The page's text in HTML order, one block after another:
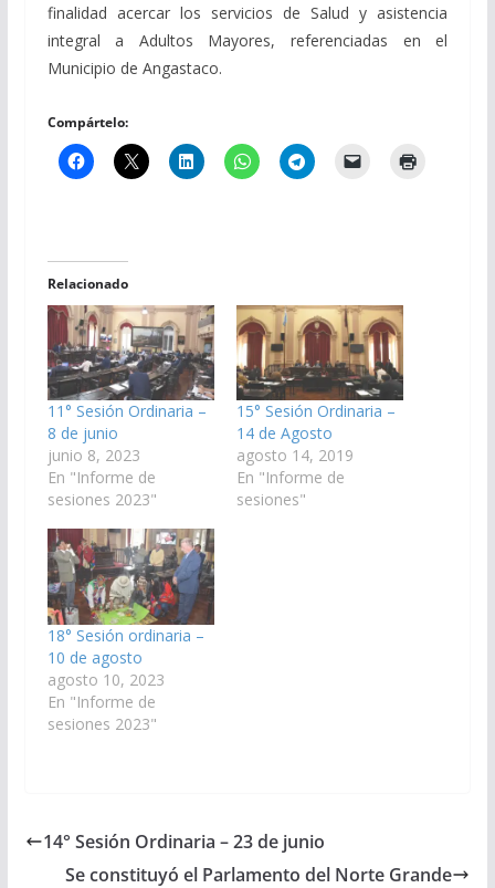
finalidad acercar los servicios de Salud y asistencia
integral a Adultos Mayores, referenciadas en el
Municipio de Angastaco.
Compártelo:
Relacionado
11° Sesión Ordinaria –
8 de junio
junio 8, 2023
En "Informe de
sesiones 2023"
15° Sesión Ordinaria –
14 de Agosto
agosto 14, 2019
En "Informe de
sesiones"
18° Sesión ordinaria –
10 de agosto
agosto 10, 2023
En "Informe de
sesiones 2023"
14° Sesión Ordinaria – 23 de junio
Se constituyó el Parlamento del Norte Grande